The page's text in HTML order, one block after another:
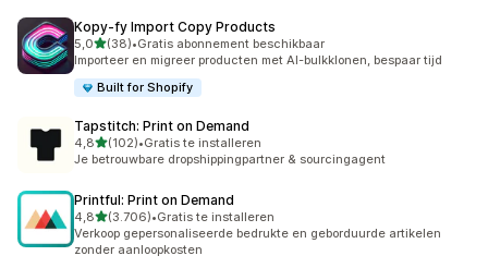
Kopy‑fy Import Copy Products
5,0van 5 sterren
(38)
38 recensies in totaal
•Gratis abonnement beschikbaar
Importeer en migreer producten met AI-bulkklonen, bespaar tijd
Built for Shopify
Tapstitch: Print on Demand
4,8van 5 sterren
(102)
102 recensies in totaal
•Gratis te installeren
Je betrouwbare dropshippingpartner & sourcingagent
Printful: Print on Demand
4,8van 5 sterren
(3.706)
3706 recensies in totaal
•Gratis te installeren
Verkoop gepersonaliseerde bedrukte en geborduurde artikelen
zonder aanloopkosten